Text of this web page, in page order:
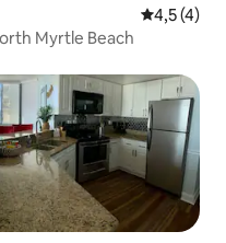
4,5 de
4,5 (4)
Myrtle Beach